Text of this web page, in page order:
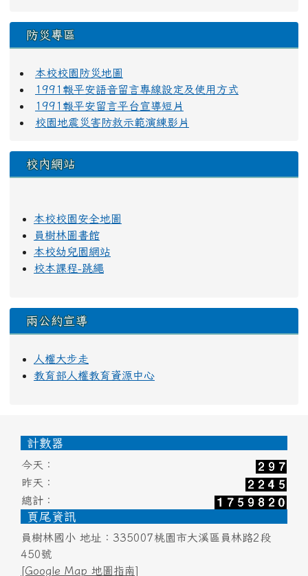
防災專區
本校校園防災地圖
1991報平安語音留言專線設定及使用方式
1991報平安留言平台宣導短片
校園地震災害防救示範演練影片
校內網站
本校校園安全地圖
員樹林圖書館
本校幼兒園網站
校本課程-跳繩
兩公約宣導
人權大步走
教育部人權教育資源中心
頁尾區域內容
計數器
今天：
昨天：
總計：
頁尾資訊
員樹林國小 地址：335007桃園市大溪區員林路2段
450號
[Google Map 地圖指南]